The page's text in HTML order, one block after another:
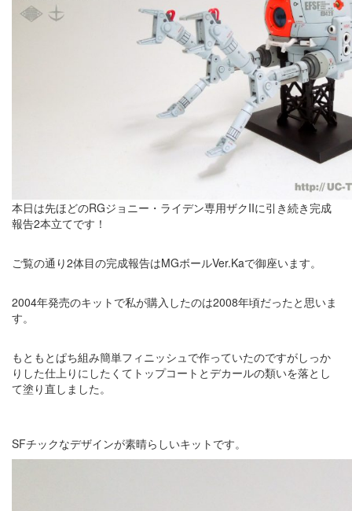
本日は先ほどのRGジョニー・ライデン専用ザクIIに引き続き完成
報告2本立てです！
ご覧の通り2体目の完成報告はMGボールVer.Kaで御座います。
2004年発売のキットで私が購入したのは2008年頃だったと思いま
す。
もともとぱち組み簡単フィニッシュで作っていたのですがしっか
りした仕上りにしたくてトップコートとデカールの類いを落とし
て塗り直しました。
SFチックなデザインが素晴らしいキットです。